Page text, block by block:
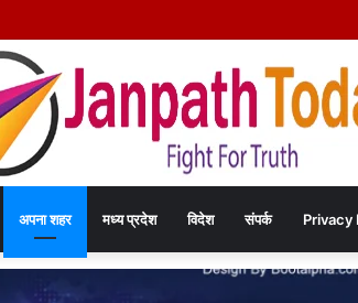
– चंद रुपयों के विवाद में पत्नी की पीट-पीटकर हत्या, पति
अपना शहर मध्य प्रदेश विदेश संपर्क Privacy